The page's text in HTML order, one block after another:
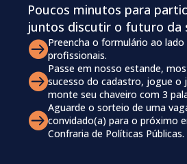
Poucos minutos para
juntos discutir o futuro da
Preencha o formulário ao
profissionais.

Passe em nosso estande,
sucesso do cadastro, jogue o
monte seu chaveiro com 3

Aguarde o sorteio de uma
convidado(a) para o próximo
Confraria de Políticas Públicas.